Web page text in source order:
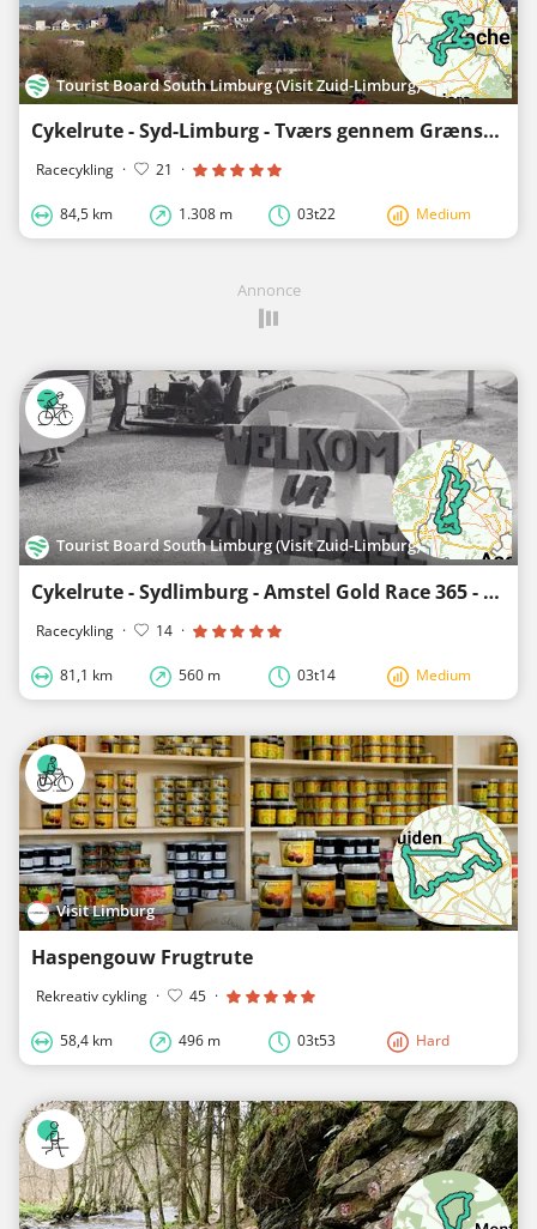
Tourist Board South Limburg (Visit Zuid-Limburg)
Cykelrute - Syd-Limburg - Tværs gennem Grænselandet
Racecykling · 21 ·
84,5 km 1.308 m 03t22 Medium
Annonce
Tourist Board South Limburg (Visit Zuid-Limburg)
Cykelrute - Sydlimburg - Amstel Gold Race 365 - Sløjfe 1
Racecykling · 14 ·
81,1 km 560 m 03t14 Medium
Visit Limburg
Haspengouw Frugtrute
Rekreativ cykling · 45 ·
58,4 km 496 m 03t53 Hard